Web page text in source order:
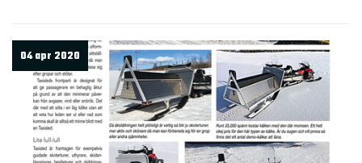
04 apr 2020